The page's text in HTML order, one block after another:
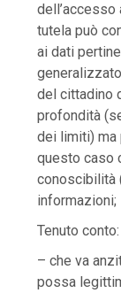
tutela può
ai dati
del cittadino
profondità
dei limiti) ma
questo caso
conoscibilità
informazioni;
Tenuto conto:
– che va
possa